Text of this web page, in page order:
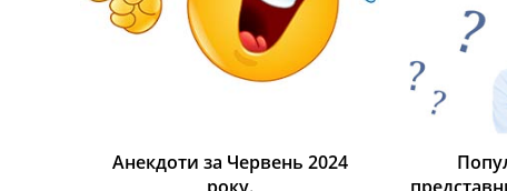
Анекдоти за Червень 2024